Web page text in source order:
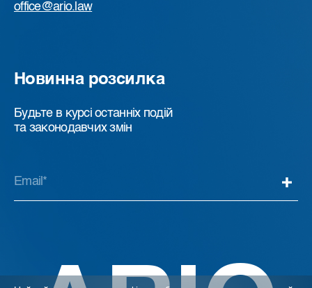
office@ario.law
Новинна розсилка
Будьте в курсі останніх подій
та законодавчих змін